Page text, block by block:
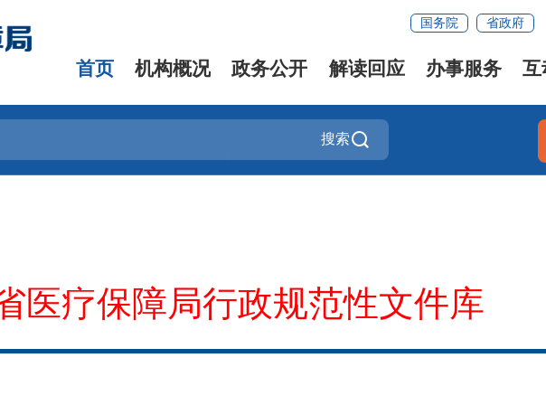
国务院 省政府
首页 机构概况 政务公开 解读回应 办事服务 互
搜索
医疗保障局行政规范性文件库